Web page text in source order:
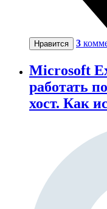
Нравится 3
Microsoft
работать
хост. Как